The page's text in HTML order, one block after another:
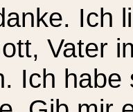
Ich
Vater
Ich